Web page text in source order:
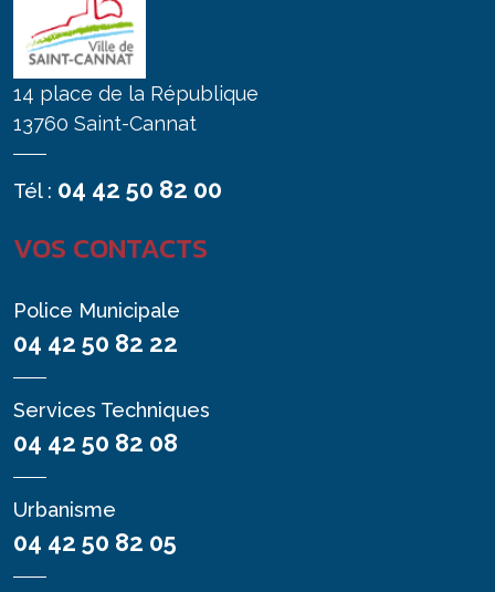
14 place de la République
13760 Saint-Cannat
Tél : 04 42 50 82 00
VOS CONTACTS
Police Municipale
04 42 50 82 22
Services Techniques
04 42 50 82 08
Urbanisme
04 42 50 82 05